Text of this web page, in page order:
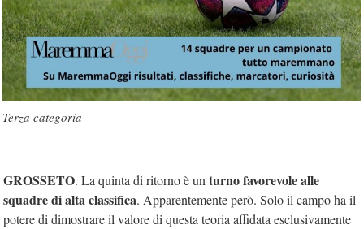
Terza categoria
GROSSETO. La quinta di ritorno è unturno favorevole alle
squadre di alta classifica. Apparentemente però. Solo il campo ha il
potere di dimostrare il valore di questa teoria affidata esclusivamente